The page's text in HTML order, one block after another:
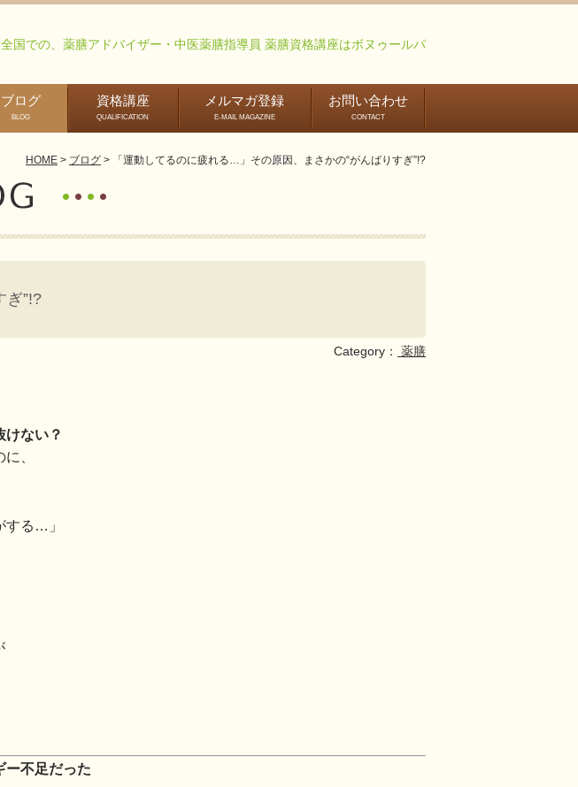
国での、薬膳アドバイザー・中医薬膳指導員 薬膳資格講座はボヌゥールパ
ブログ
BLOG
資格講座
QUALIFICATION
リアアップの流
メルマガ登録
E-MAIL MAGAZINE
お問い合わせ
CONTACT
HOME ブログ 「運動してるのに疲れる…」その原因、まさかの“がんばりすぎ”!?
ぎ”!?
Category：
薬膳
けない？
、
する…」
ー不足だった